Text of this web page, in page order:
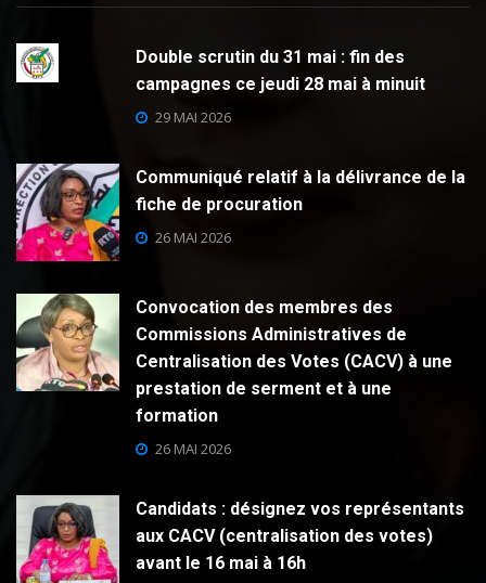
Double scrutin du 31 mai : fin des
campagnes ce jeudi 28 mai à minuit
29 MAI 2026
Communiqué relatif à la délivrance de la
fiche de procuration
26 MAI 2026
Convocation des membres des
Commissions Administratives de
Centralisation des Votes (CACV) à une
prestation de serment et à une
formation
26 MAI 2026
Candidats : désignez vos représentants
aux CACV (centralisation des votes)
avant le 16 mai à 16h